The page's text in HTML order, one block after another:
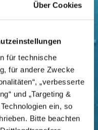
Über Cookies
für technische
für andere Zwecke
„verbesserte
und „Targeting &
ein, so
Bitte beachten